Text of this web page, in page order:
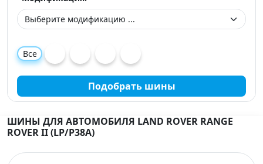
Все
Подобрать шины
ШИНЫ ДЛЯ АВТОМОБИЛЯ LAND ROVER RANGE
ROVER II (LP/P38A)